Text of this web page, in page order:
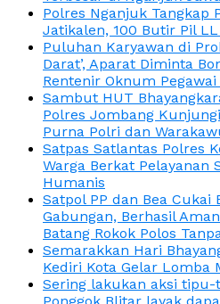
Polres Nganjuk Tangkap
Jatikalen, 100 Butir Pil
Puluhan Karyawan di
Darat’, Aparat Diminta
Rentenir Oknum
Sambut HUT
Polres Jombang
Purna Polri dan
Satpas Satlantas Polres
Warga Berkat Pelayanan
Humanis
Satpol PP dan Bea Cukai
Gabungan, Berhasil
Batang Rokok Polos
Semarakkan Hari
Kediri Kota Gelar Lomba
Sering lakukan aksi